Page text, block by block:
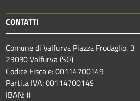
CONTATTI
Comune di Valfurva Piazza Frodaglio, 3
23030 Valfurva (SO)
Codice Fiscale: 00114700149
Partita IVA: 00114700149
IBAN: #